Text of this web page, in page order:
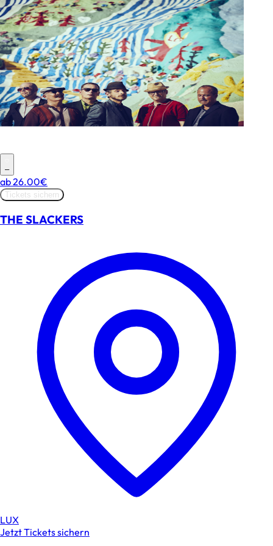
–
ab26.00€
Tickets sichern
THE SLACKERS
LUX
Jetzt Tickets sichern